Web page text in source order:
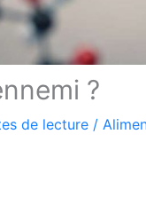
?
de lecture /